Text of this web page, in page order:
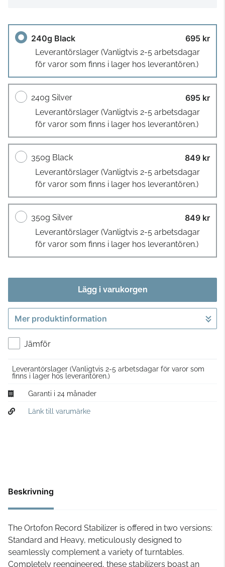
240g Black 695 kr
Leverantörslager (Vanligtvis 2-5 arbetsdagar
för varor som finns i lager hos leverantören.)
240g Silver 695 kr
Leverantörslager (Vanligtvis 2-5 arbetsdagar
för varor som finns i lager hos leverantören.)
350g Black 849 kr
Leverantörslager (Vanligtvis 2-5 arbetsdagar
för varor som finns i lager hos leverantören.)
350g Silver 849 kr
Leverantörslager (Vanligtvis 2-5 arbetsdagar
för varor som finns i lager hos leverantören.)
Lägg i varukorgen
Gå till kassan
Mer produktinformation
Jämför
Leverantörslager (Vanligtvis 2-5 arbetsdagar för varor som
finns i lager hos leverantören.)
Garanti i 24 månader
Länk till varumärke
Beskrivning
The Ortofon Record Stabilizer is offered in two versions:
Standard and Heavy, meticulously designed to
seamlessly complement a variety of turntables.
Completely reengineered, these stabilizers boast an